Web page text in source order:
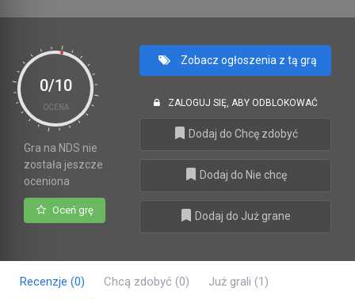
0/10
OCENA
Gra na NDS nie
została jeszcze
oceniona
Oceń grę
Zobacz ogłoszenia z tą grą
ZALOGUJ SIĘ, ABY ODBLOKOWAĆ
Dodaj do Chcę zdobyć
Dodaj do Nie chcę
Dodaj do Już grane
Recenzje (0) Chcą zdobyć (0) Już grali (1)